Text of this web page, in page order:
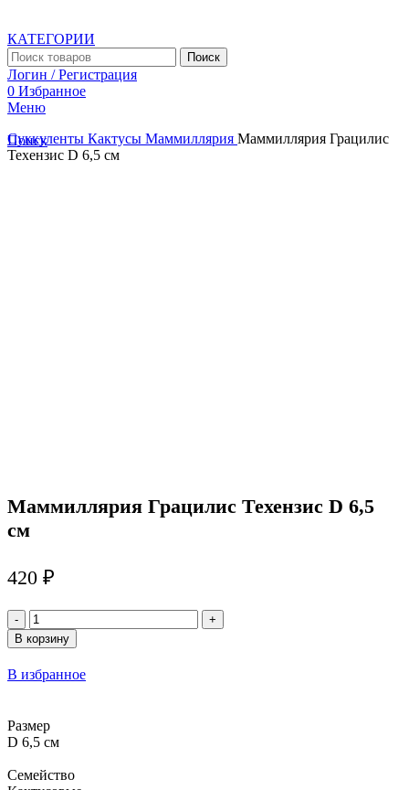
КАТЕГОРИИ
Поиск
Логин / Регистрация
0 Избранное
Меню
Поиск
Суккуленты Кактусы Маммиллярия Маммиллярия Грацилис
Техензис D 6,5 см
Маммиллярия Грацилис Техензис D 6,5
см
420 ₽
Количество
товара
Маммиллярия
Грацилис
Техензис
см
В корзину
В избранное
Размер
D 6,5 см
Семейство